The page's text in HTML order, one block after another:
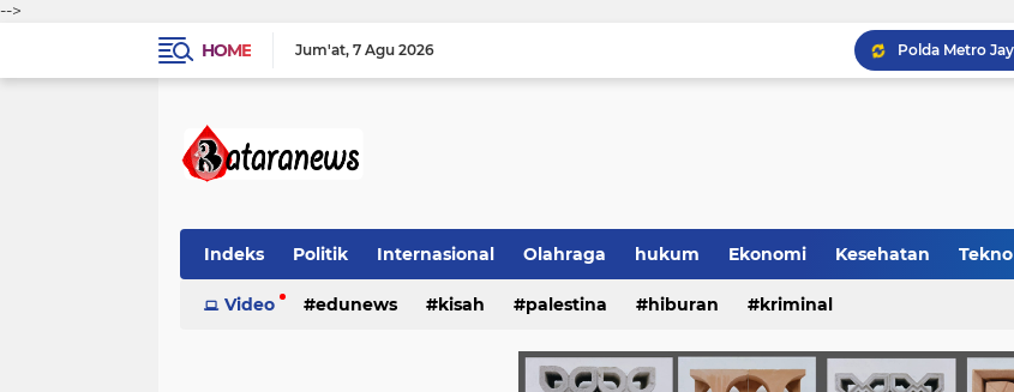
-->
HOME
Jum'at 7 Agu 2026
Indeks Politik Internasional Olahraga hukum Ekonomi Kesehatan Tekno
Video edunews kisah palestina hiburan kriminal